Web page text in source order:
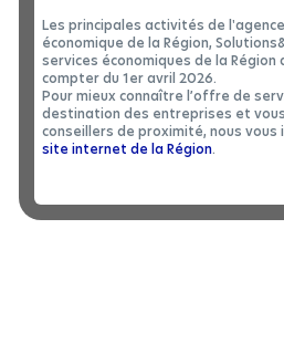
Mission
Les principales activités de
économique de la Région,
services économiques de la Région
compter du 1er avril 2026.
Pour mieux connaître l’offre de
destination des entreprises et
conseillers de proximité, nous vous
site internet de la Région.